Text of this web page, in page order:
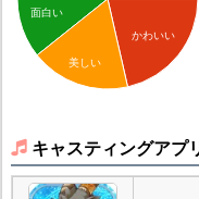
かわいい
面白い
美しい
キャスティングアプ